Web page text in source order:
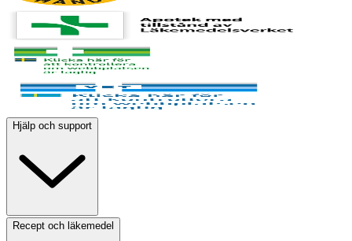
Hjälp och support
Recept och läkemedel